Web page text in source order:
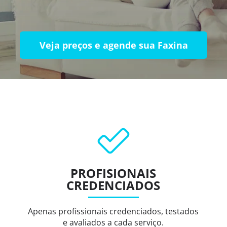
Veja preços e agende sua Faxina
PROFISIONAIS
CREDENCIADOS
Apenas profissionais credenciados, testados
e avaliados a cada serviço.